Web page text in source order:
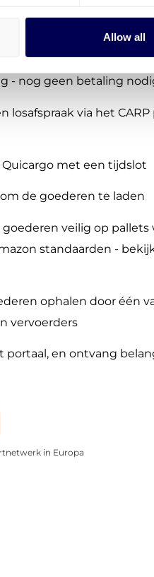
Allow all
- nog geen betaling
losafspraak via het
met een tijdslot
de goederen te laden
veilig op pallets
standaarden -
ophalen door één
vervoerders
portaal, en ontvang
in Europa